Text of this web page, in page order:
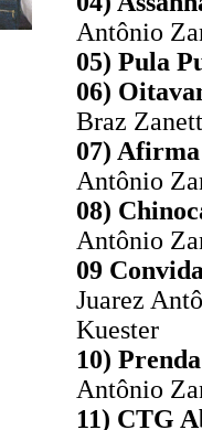
Antônio
05) Pula
06)
Braz
07)
Antônio
08)
Antônio
09
Juarez
Kuester
10)
Antônio
11) CTG